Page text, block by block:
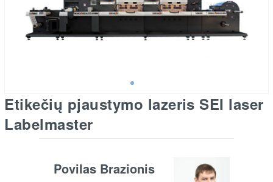
Etikečių pjaustymo lazeris SEI laser
Labelmaster
Povilas Brazionis